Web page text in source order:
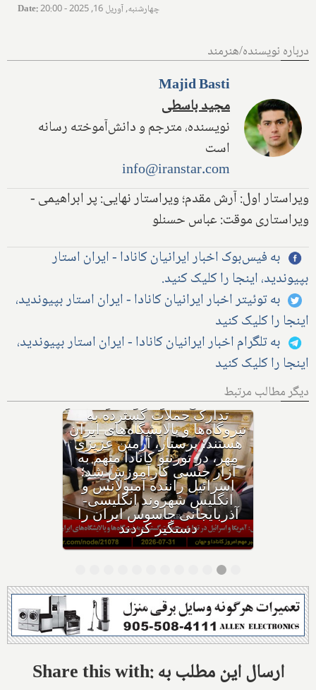
Date: چهارشنبه, آوریل 16, 2025 - 20:00
درباره نویسنده/هنرمند
Majid Basti
مجید باسطی
نویسنده، مترجم و دانش‌آموخته رسانه
است
info@iranstar.com
ویراستار اول: آرش مقدم؛ ویراستار نهایی: پر ابراهیمی -
ویراستاری موقت: عباس حسنلو
به فیس‌بوک اخبار ایرانیان کانادا - ایران استار
بپیوندید، اینجا را کلیک کنید.
به توئیتر اخبار ایرانیان کانادا - ایران استار بپیوندید،
اینجا را کلیک کنید
به تلگرام اخبار ایرانیان کانادا - ایران استار بپیوندید،
اینجا را کلیک کنید
دیگر مطالب مرتبط
با وجود حکم بازداشت، چگونه
هواپیمای نتانیاهو از فراز کانادا
گذشت؟ ترامپ پس از حمله
ایران به اردن: به شدت به
ایران حمله می‌کنیم؛ حوثی‌ها: از
تنگه باب‌المندب عوارض عبور
می‌گیریم
Share this with: ارسال این مطلب به